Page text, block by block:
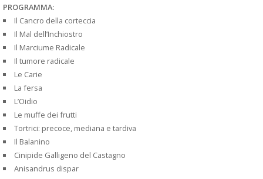
PROGRAMMA:
Il Cancro della corteccia
Il Mal dell’Inchiostro
Il Marciume Radicale
Il tumore radicale
Le Carie
La fersa
L’Oidio
Le muffe dei frutti
Tortrici: precoce, mediana e tardiva
Il Balanino
Cinipide Galligeno del Castagno
Anisandrus dispar